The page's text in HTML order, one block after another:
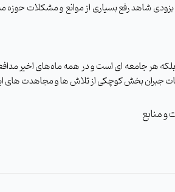
شاهد رفع بسیاری از موانع و مشکلات حوزه
بلکه هر جامعه ای است و در همه ماه‌های اخیر
جبران بخش کوچکی از تلاش ها و مجاهدت های